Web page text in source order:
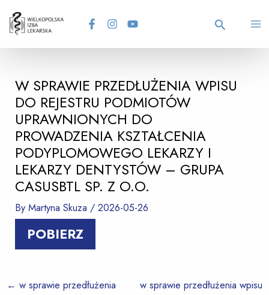
content Search
W SPRAWIE PRZEDŁUŻENIA WPISU
DO REJESTRU PODMIOTÓW
UPRAWNIONYCH DO
PROWADZENIA KSZTAŁCENIA
PODYPLOMOWEGO LEKARZY I
LEKARZY DENTYSTÓW – GRUPA
CASUSBTL SP. Z O.O.
ByMartyna Skuza /2026-05-26
POBIERZ
navigation
← w sprawie przedłużenia
w sprawie przedłużenia wpisu